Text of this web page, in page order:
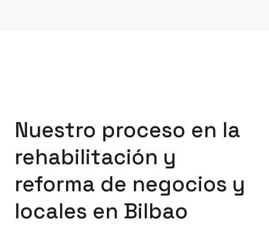
Nuestro proceso en la
rehabilitación y
reforma de negocios y
locales en Bilbao